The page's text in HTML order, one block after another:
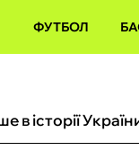
ФУТБОЛ